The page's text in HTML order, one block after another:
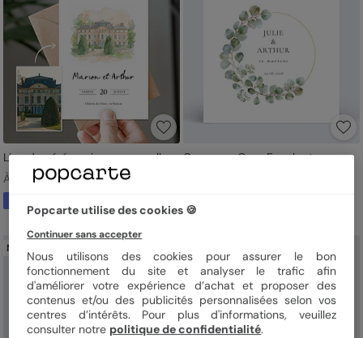
Lieu de cérémonie en aquarelle
À partir de 1,82 €
Couronne Ocre Eucalyptus
Nouveau
Popcarte utilise des cookies 🍪
Continuer sans accepter
Nous utilisons des cookies pour assurer le bon
fonctionnement du site et analyser le trafic afin
d'améliorer votre expérience d’achat et proposer des
contenus et/ou des publicités personnalisées selon vos
centres d’intérêts. Pour plus d'informations, veuillez
consulter notre politique de confidentialité.